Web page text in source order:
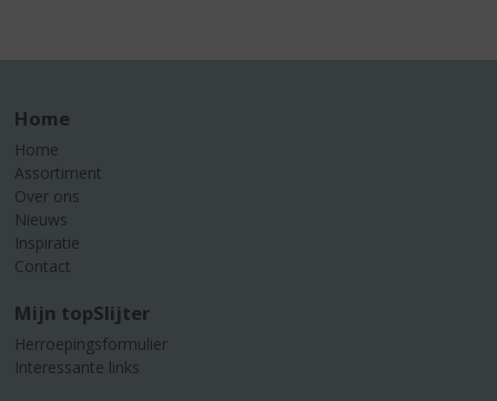
Home
Home
Assortiment
Over ons
Nieuws
Inspiratie
Contact
Mijn topSlijter
Herroepingsformulier
Interessante links